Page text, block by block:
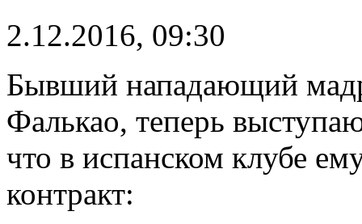
2.12.2016, 09:30
Бывший нападающий
Фалькао, теперь
что в испанском клубе
контракт: